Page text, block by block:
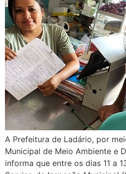
A Prefeitura de Ladário, por
Municipal de Meio Ambiente e
informa que entre os dias 11 a